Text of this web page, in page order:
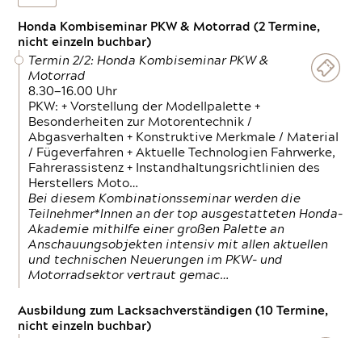
Honda Kombiseminar PKW & Motorrad (2 Termine,
nicht einzeln buchbar)
Termin 2/2: Honda Kombiseminar PKW &
Motorrad
8.30—16.00 Uhr
PKW: + Vorstellung der Modellpalette +
Besonderheiten zur Motorentechnik /
Abgasverhalten + Konstruktive Merkmale / Material
/ Fügeverfahren + Aktuelle Technologien Fahrwerke,
Fahrerassistenz + Instandhaltungsrichtlinien des
Herstellers Moto…
Bei diesem Kombinationsseminar werden die
Teilnehmer*Innen an der top ausgestatteten Honda-
Akademie mithilfe einer großen Palette an
Anschauungsobjekten intensiv mit allen aktuellen
und technischen Neuerungen im PKW- und
Motorradsektor vertraut gemac…
Ausbildung zum Lacksachverständigen (10 Termine,
nicht einzeln buchbar)